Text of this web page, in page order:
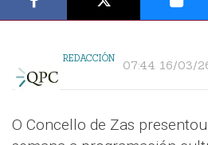
REDACCIÓN 07:44 16/03/
O Concello de Zas